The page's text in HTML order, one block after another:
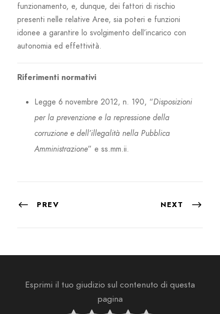
funzionamento, e, dunque, dei fattori di rischio
presenti nelle relative Aree, sia poteri e funzioni
idonee a garantire lo svolgimento dell’incarico con
autonomia ed effettività.
Riferimenti normativi
Legge 6 novembre 2012, n. 190, “Disposizioni
per la prevenzione e la repressione della
corruzione e dell’illegalità nella Pubblica
Amministrazione” e ss.mm.ii.
PREV NEXT
Esprimi il tuo giudizio sul contenuto di questa
pagina